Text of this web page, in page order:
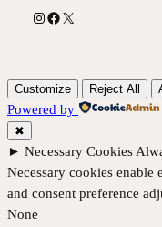
Instagram
Facebook
X
Customize Reject All
Powered by
✖
► Necessary Cookies
Necessary cookies enable
and consent preference
None